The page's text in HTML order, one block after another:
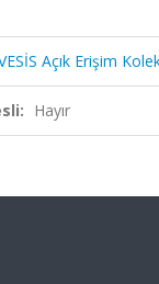
Açık Erişim
Hayır